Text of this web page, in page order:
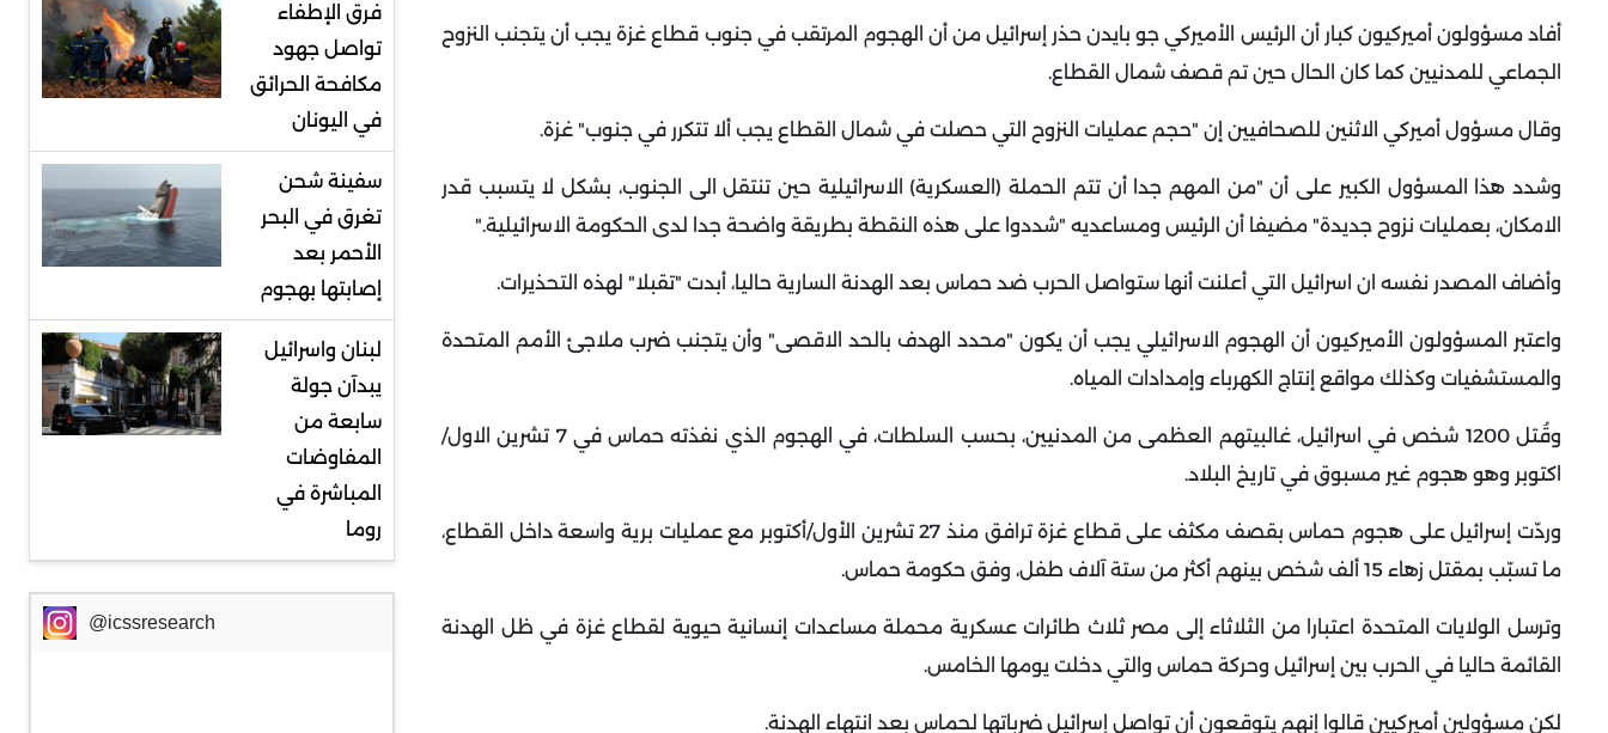
أفاد مسؤولون أميركيون كبار أن الرئيس الأميركي جو بايدن حذر إسرائيل من أن الهجوم المرتقب في جنوب قطاع غزة يجب أن يتجنب النزوح
الجماعي للمدنيين كما كان الحال حين تم قصف شمال القطاع.
وقال مسؤول أميركي الاثنين للصحافيين إن "حجم عمليات النزوح التي حصلت في شمال القطاع يجب ألا تتكرر في جنوب" غزة.
وشدد هذا المسؤول الكبير على أن "من المهم جدا أن تتم الحملة (العسكرية) الاسرائيلية حين تنتقل الى الجنوب، بشكل لا يتسبب قدر
الامكان، بعمليات نزوح جديدة" مضيفا أن الرئيس ومساعديه "شددوا على هذه النقطة بطريقة واضحة جدا لدى الحكومة الاسرائيلية".
وأضاف المصدر نفسه ان اسرائيل التي أعلنت أنها ستواصل الحرب ضد حماس بعد الهدنة السارية حاليا، أبدت "تقبلا" لهذه التحذيرات.
واعتبر المسؤولون الأميركيون أن الهجوم الاسرائيلي يجب أن يكون "محدد الهدف بالحد الاقصى" وأن يتجنب ضرب ملاجئ الأمم المتحدة
والمستشفيات وكذلك مواقع إنتاج الكهرباء وإمدادات المياه.
وقُتل 1200 شخص في اسرائيل، غالبيتهم العظمى من المدنيين، بحسب السلطات، في الهجوم الذي نفذته حماس في 7 تشرين الاول/
اكتوبر وهو هجوم غير مسبوق في تاريخ البلاد.
وردّت إسرائيل على هجوم حماس بقصف مكثف على قطاع غزة ترافق منذ 27 تشرين الأول/أكتوبر مع عمليات برية واسعة داخل القطاع،
ما تسبّب بمقتل زهاء 15 ألف شخص بينهم أكثر من ستة آلاف طفل، وفق حكومة حماس
.
وترسل الولايات المتحدة اعتبارا من الثلاثاء إلى مصر ثلاث طائرات عسكرية محملة مساعدات إنسانية حيوية لقطاع غزة في ظل الهدنة
القائمة حاليا في الحرب بين إسرائيل وحركة حماس والتي دخلت يومها الخامس.
لكن مسؤولين أميركيين قالوا إنهم يتوقعون أن تواصل إسرائيل ضرباتها لحماس بعد انتهاء الهدنة.
فرق الإطفاء
تواصل جهود
مكافحة الحرائق
في اليونان
سفينة شحن
تغرق في البحر
الأحمر بعد
إصابتها بهجوم
لبنان واسرائيل
يبدآن جولة
سابعة من
المفاوضات
المباشرة في
روما
@icssresearch